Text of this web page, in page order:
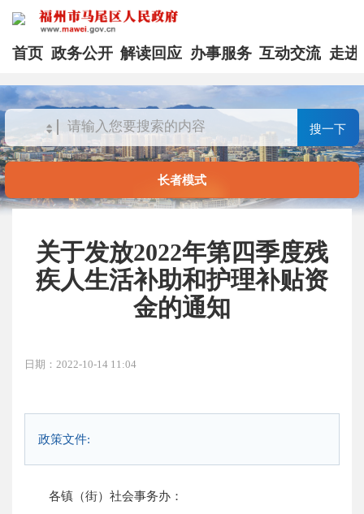
首页 政务公开 解读回应 办事服务 互动交流 走进
搜一下
长者模式
关于发放2022年第四季度残
疾人生活补助和护理补贴资
金的通知
日期：2022-10-14 11:04
政策文件:
各镇（街）社会事务办：